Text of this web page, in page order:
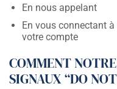
En nous appelant
En vous connectant à
votre compte
COMMENT
SIGNAUX “DO